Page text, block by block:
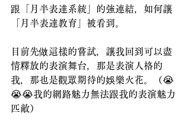
跟「月半表達系統」的強連結，如何讓
「月半表達教育」被看到。
目前先做這樣的嘗試，讓我回到可以盡
情釋放的表演舞台，那是表演人格的
我，那也是觀眾期待的娛樂火花。（😭
😭😭我的網路魅力無法跟我的表演魅力
匹敵）